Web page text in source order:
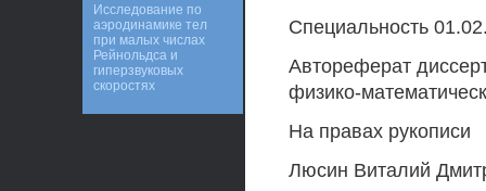
Специальность
Автореферат
физико-
На правах рукописи
Люсин Виталий
Исследование по
аэродинамике тел
при малых числах
Рейнольдса и
гиперзвуковых
скоростях